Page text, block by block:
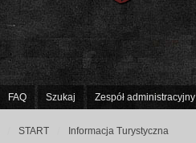
FAQ Szukaj Zespół administracyjny
START Informacja Turystyczna